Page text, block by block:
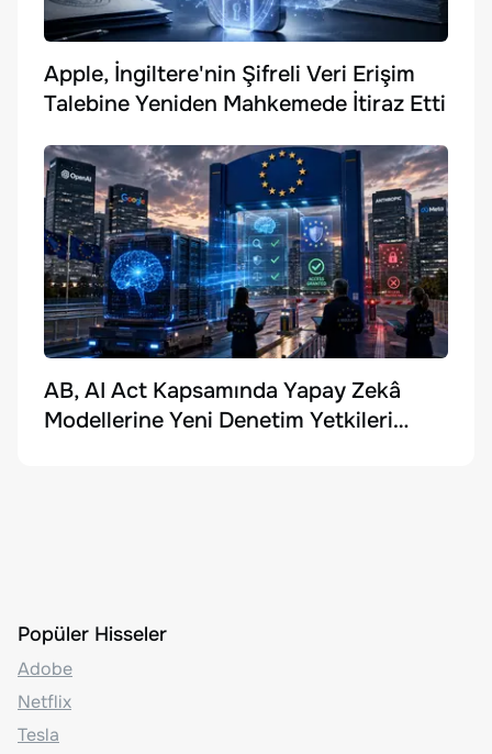
Apple, İngiltere'nin Şifreli Veri Erişim
Talebine Yeniden Mahkemede İtiraz Etti
AB, AI Act Kapsamında Yapay Zekâ
Modellerine Yeni Denetim Yetkileri
Popüler Hisseler
Adobe
Netflix
Tesla